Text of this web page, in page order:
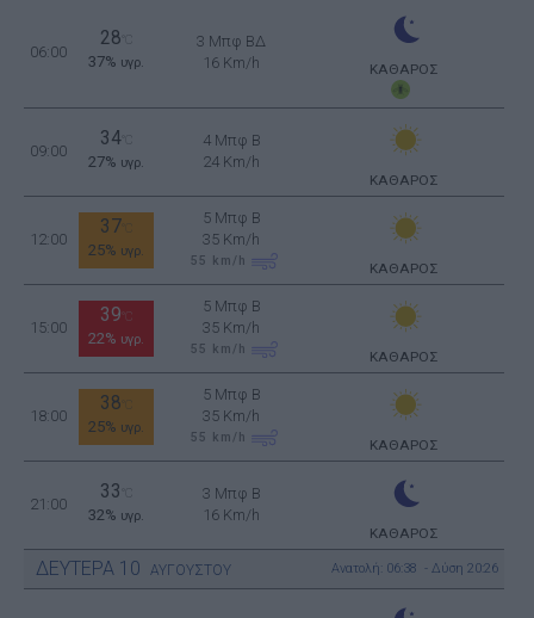
06:00
28
37% υγρ.
3 Μπφ ΒΔ
16 Km/h
ΚΑΘΑΡΟΣ
09:00
34°C
27% υγρ.
4 Μπφ B
24 Km/h
ΚΑΘΑΡΟΣ
12:00
37
25% υγρ.
5 Μπφ B
35 Km/h
55 km/h ΚΑΘΑΡΟΣ
15:00
39 °C
22% υγρ.
5 Μπφ B
35 Km/h
55 km/h ΚΑΘΑΡΟΣ
18:00
38
25% υγρ.
5 Μπφ B
35 Km/h
55 km/h ΚΑΘΑΡΟΣ
21:00
33
32% υγρ.
3 Μπφ B
16 Km/h
ΚΑΘΑΡΟΣ
ΔΕΥΤΕΡΑ 10 ΑΥΓΟΥΣΤΟΥ Ανατολή: 06:38 - Δύση 20:26